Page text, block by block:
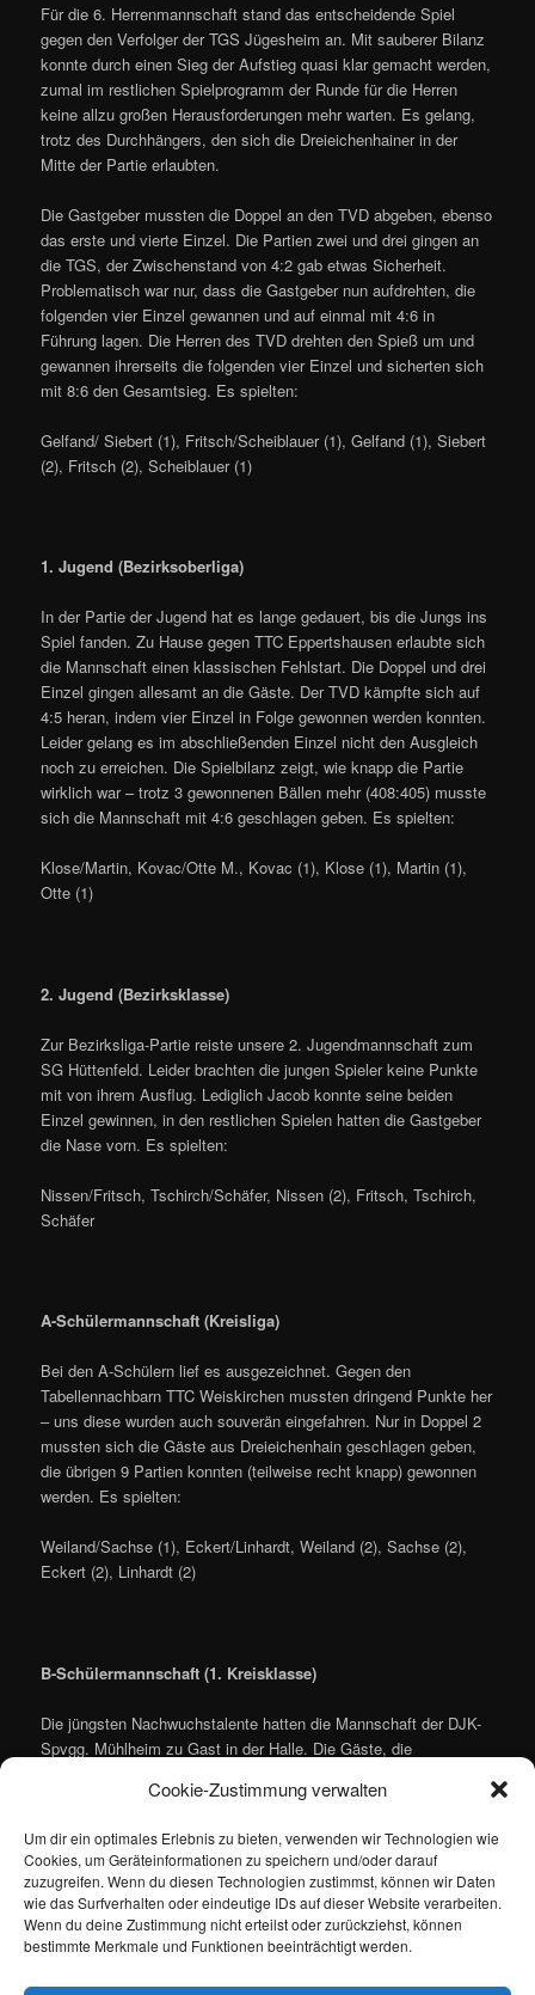
Cookie-Zustimmung verwalten
Um dir ein optimales Erlebnis zu bieten, verwenden wir Technologien wie
Cookies, um Geräteinformationen zu speichern und/oder darauf
zuzugreifen. Wenn du diesen Technologien zustimmst, können wir Daten
wie das Surfverhalten oder eindeutige IDs auf dieser Website verarbeiten.
Wenn du deine Zustimmung nicht erteilst oder zurückziehst, können
bestimmte Merkmale und Funktionen beeinträchtigt werden.
Für die 6. Herrenmannschaft stand das entscheidende Spiel
gegen den Verfolger der TGS Jügesheim an. Mit sauberer Bilanz
konnte durch einen Sieg der Aufstieg quasi klar gemacht werden,
zumal im restlichen Spielprogramm der Runde für die Herren
keine allzu großen Herausforderungen mehr warten. Es gelang,
trotz des Durchhängers, den sich die Dreieichenhainer in der
Mitte der Partie erlaubten.
Die Gastgeber mussten die Doppel an den TVD abgeben, ebenso
das erste und vierte Einzel. Die Partien zwei und drei gingen an
die TGS, der Zwischenstand von 4:2 gab etwas Sicherheit.
Problematisch war nur, dass die Gastgeber nun aufdrehten, die
folgenden vier Einzel gewannen und auf einmal mit 4:6 in
Führung lagen. Die Herren des TVD drehten den Spieß um und
gewannen ihrerseits die folgenden vier Einzel und sicherten sich
mit 8:6 den Gesamtsieg. Es spielten:
Gelfand/ Siebert (1), Fritsch/Scheiblauer (1), Gelfand (1), Siebert
(2), Fritsch (2), Scheiblauer (1)
1. Jugend (Bezirksoberliga)
In der Partie der Jugend hat es lange gedauert, bis die Jungs ins
Spiel fanden. Zu Hause gegen TTC Eppertshausen erlaubte sich
die Mannschaft einen klassischen Fehlstart. Die Doppel und drei
Einzel gingen allesamt an die Gäste. Der TVD kämpfte sich auf
4:5 heran, indem vier Einzel in Folge gewonnen werden konnten.
Leider gelang es im abschließenden Einzel nicht den Ausgleich
noch zu erreichen. Die Spielbilanz zeigt, wie knapp die Partie
wirklich war – trotz 3 gewonnenen Bällen mehr (408:405) musste
sich die Mannschaft mit 4:6 geschlagen geben. Es spielten:
Klose/Martin, Kovac/Otte M., Kovac (1), Klose (1), Martin (1),
Otte (1)
2. Jugend (Bezirksklasse)
Zur Bezirksliga-Partie reiste unsere 2. Jugendmannschaft zum
SG Hüttenfeld. Leider brachten die jungen Spieler keine Punkte
mit von ihrem Ausflug. Lediglich Jacob konnte seine beiden
Einzel gewinnen, in den restlichen Spielen hatten die Gastgeber
die Nase vorn. Es spielten:
Nissen/Fritsch, Tschirch/Schäfer, Nissen (2), Fritsch, Tschirch,
Schäfer
A-Schülermannschaft (Kreisliga)
Bei den A-Schülern lief es ausgezeichnet. Gegen den
Tabellennachbarn TTC Weiskirchen mussten dringend Punkte her
– uns diese wurden auch souverän eingefahren. Nur in Doppel 2
mussten sich die Gäste aus Dreieichenhain geschlagen geben,
die übrigen 9 Partien konnten (teilweise recht knapp) gewonnen
werden. Es spielten:
Weiland/Sachse (1), Eckert/Linhardt, Weiland (2), Sachse (2),
Eckert (2), Linhardt (2)
B-Schülermannschaft (1. Kreisklasse)
Die jüngsten Nachwuchstalente hatten die Mannschaft der DJK-
Spvgg. Mühlheim zu Gast in der Halle. Die Gäste, die
lange zurück und gewannen 8 der 10 Spiele. Es spielten:
Röhl/Khan, Ayan, Röhl (1)Khan, Ayan, Lück (1), Khan, Azfar
(ms)